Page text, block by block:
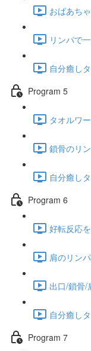
おばあち
リンパで
自分癒し
Program 5
タオルワ
鎖骨のリ
自分癒し
Program 6​
好転反応
肩のリン
出口/鎖骨/
自分癒し
Program 7